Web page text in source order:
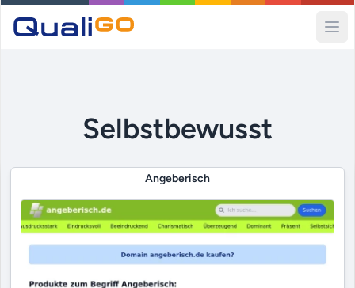
Selbstbewusst
Angeberisch